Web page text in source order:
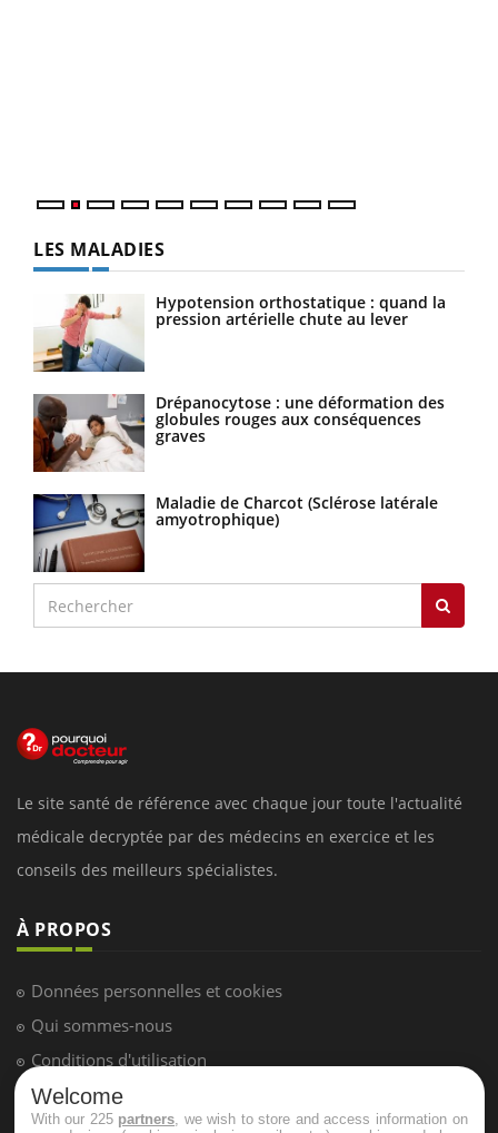
LES MALADIES
Hypotension orthostatique : quand la
pression artérielle chute au lever
Drépanocytose : une déformation des
globules rouges aux conséquences
graves
Maladie de Charcot (Sclérose latérale
amyotrophique)
Le site santé de référence avec chaque jour toute l'actualité
médicale decryptée par des médecins en exercice et les
conseils des meilleurs spécialistes.
À PROPOS
Données personnelles et cookies
Qui sommes-nous
Conditions d'utilisation
Plan du site
Welcome
With our 225 partners , we wish to store and access information on